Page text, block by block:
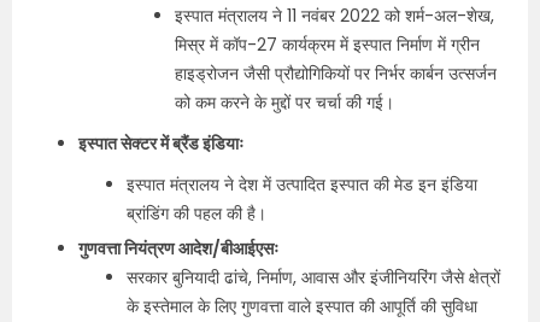
इस्पात मंत्रालय ने 11 नवंबर 2022 को शर्म-अल-शेख,
मिस्र में कॉप-27 कार्यक्रम में इस्पात निर्माण में ग्रीन
हाइड्रोजन जैसी प्रौद्योगिकियों पर निर्भर कार्बन उत्सर्जन
को कम करने के मुद्दों पर चर्चा की गई।
इस्पात सेक्टर में ब्रैंड इंडियाः
इस्पात मंत्रालय ने देश में उत्पादित इस्पात की मेड इन इंडिया
ब्रांडिंग की पहल की है।
गुणवत्ता नियंत्रण आदेश/बीआईएसः
सरकार बुनियादी ढांचे, निर्माण, आवास और इंजीनियरिंग जैसे क्षेत्रों
के इस्तेमाल के लिए गुणवत्ता वाले इस्पात की आपूर्ति की सुविधा